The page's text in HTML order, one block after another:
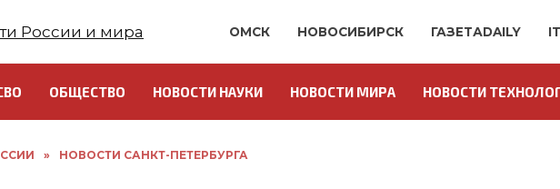
ОМСК НОВОСИБИРСК ГАЗЕТАDAILY
ОБЩЕСТВО НОВОСТИ НАУКИ НОВОСТИ МИРА НОВОСТИ
» НОВОСТИ САНКТ-ПЕТЕРБУРГА